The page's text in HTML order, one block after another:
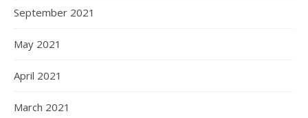
September 2021
May 2021
April 2021
March 2021